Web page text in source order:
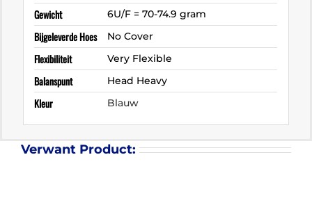
Gewicht 6U/F = 70-74.9 gram
Bijgeleverde Hoes No Cover
Flexibiliteit Very Flexible
Balanspunt Head Heavy
Kleur Blauw
Verwant Product: